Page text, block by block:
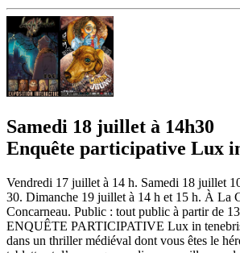
Samedi 18 juillet à 14h30
Enquête participative Lux
Vendredi 17 juillet à 14 h. Samedi 18 juillet
30. Dimanche 19 juillet à 14 h et 15 h. À La
Concarneau. Public : tout public à partir de
ENQUÊTE PARTICIPATIVE Lux in
dans un thriller médiéval dont vous êtes le